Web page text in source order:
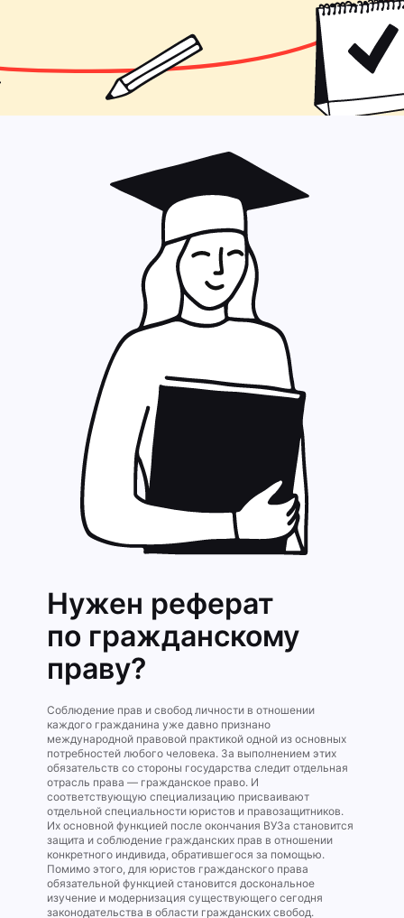
Нужен реферат
по гражданскому
праву?
Соблюдение прав и свобод личности в отношении
каждого гражданина уже давно признано
международной правовой практикой одной из основных
потребностей любого человека. За выполнением этих
обязательств со стороны государства следит отдельная
отрасль права — гражданское право. И
соответствующую специализацию присваивают
отдельной специальности юристов и правозащитников.
Их основной функцией после окончания ВУЗа становится
защита и соблюдение гражданских прав в отношении
конкретного индивида, обратившегося за помощью.
Помимо этого, для юристов гражданского права
обязательной функцией становится доскональное
изучение и модернизация существующего сегодня
законодательства в области гражданских свобод.